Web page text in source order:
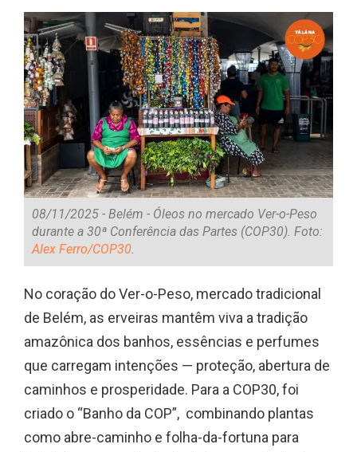
08/11/2025 - Belém - Óleos no mercado Ver-o-Peso
durante a 30ª Conferência das Partes (COP30). Foto:
Alex Ferro/COP30.
No coração do Ver-o-Peso, mercado tradicional
de Belém, as erveiras mantêm viva a tradição
amazônica dos banhos, essências e perfumes
que carregam intenções — proteção, abertura de
caminhos e prosperidade. Para a COP30, foi
criado o “Banho da COP”, combinando plantas
como abre-caminho e folha-da-fortuna para